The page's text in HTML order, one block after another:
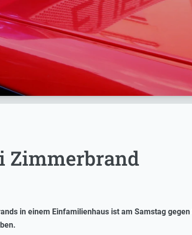
Zimmerbrand
in einem Einfamilienhaus ist am Samstag